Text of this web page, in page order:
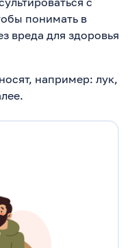
понимать в
вреда для здоровья
например: лук,